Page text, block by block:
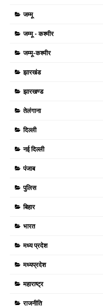
जम्मू
जम्मू - कश्मीर
जम्मू-कश्मीर
झारखंड
झारखण्ड
तेलंगाना
दिल्ली
नई दिल्ली
पंजाब
पुलिस
बिहार
भारत
मध्य प्रदेश
मध्यप्रदेश
महाराष्ट्र
राजनीति